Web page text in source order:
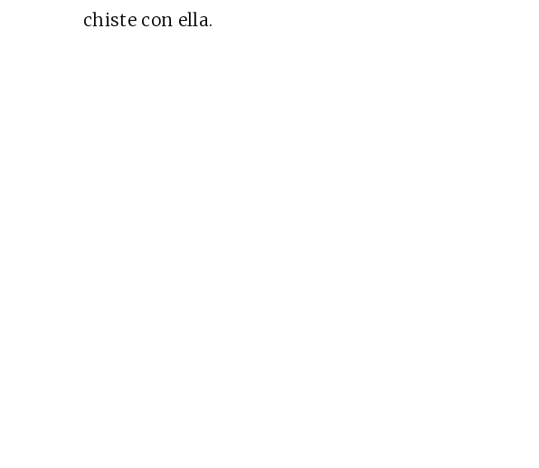
chiste con ella.